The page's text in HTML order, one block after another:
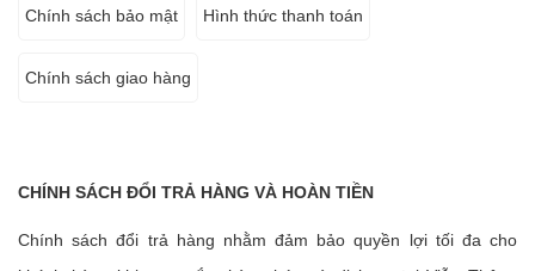
Chính sách bảo mật Hình thức thanh toán
Chính sách giao hàng
CHÍNH SÁCH ĐỔI TRẢ HÀNG VÀ HOÀN TIỀN
Chính sách đổi trả hàng nhằm đảm bảo quyền lợi tối đa cho